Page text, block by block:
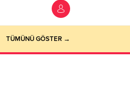
TÜMÜNÜ GÖSTER →